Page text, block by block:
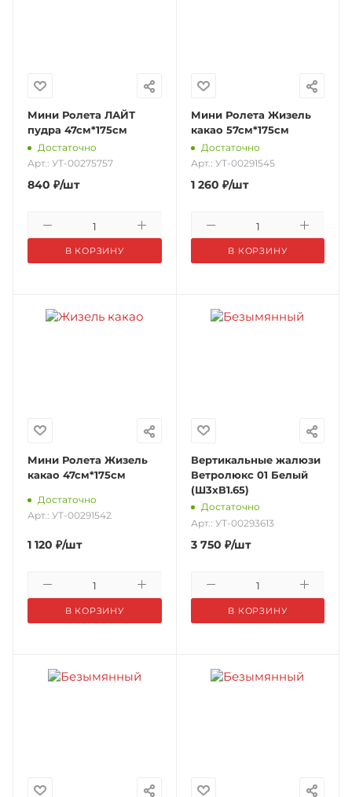
Мини Ролета ЛАЙТ
пудра 47см*175см
Достаточно
Арт.: УТ-00275757
840 ₽/шт
В КОРЗИНУ
Мини Ролета Жизель
какао 57см*175см
Достаточно
Арт.: УТ-00291545
1 260 ₽/шт
В КОРЗИНУ
Мини Ролета Жизель
какао 47см*175см
Достаточно
Арт.: УТ-00291542
1 120 ₽/шт
В КОРЗИНУ
Вертикальные жалюзи
Ветролюкс 01 Белый
(Ш3хВ1.65)
Достаточно
Арт.: УТ-00293613
3 750 ₽/шт
В КОРЗИНУ